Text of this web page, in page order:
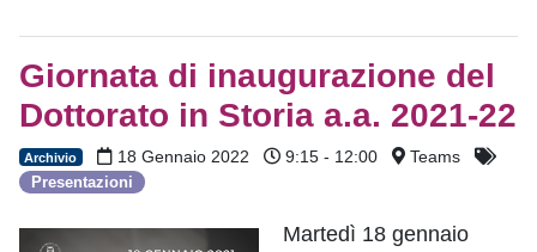
Giornata di inaugurazione del
Dottorato in Storia a.a. 2021-22
Archivio 18 Gennaio 2022 9:15 - 12:00 Teams
Presentazioni
Martedì 18 gennaio